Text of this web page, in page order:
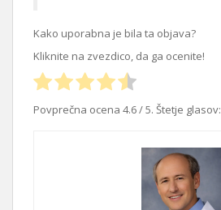
Kako uporabna je bila ta objava?
Kliknite na zvezdico, da ga ocenite!
Povprečna ocena 4.6/ 5. Štetje glasov: